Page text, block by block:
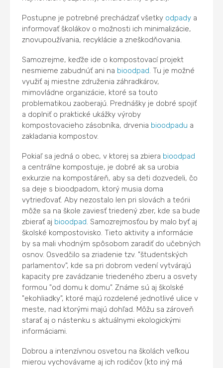
Postupne je potrebné prechádzať všetky odpady a
informovať školákov o možnosti ich minimalizácie,
znovupoužívania, recyklácie a zneškodňovania.
Samozrejme, keďže ide o kompostovací projekt
nesmieme zabudnúť ani na bioodpad. Tu je možné
využiť aj miestne združenia záhradkárov,
mimovládne organizácie, ktoré sa touto
problematikou zaoberajú. Prednášky je dobré spojiť
a doplniť o praktické ukážky výroby
kompostovacieho zásobníka, drvenia bioodpadu a
zakladania kompostov.
Pokiaľ sa jedná o obec, v ktorej sa zbiera bioodpad
a centrálne kompostuje, je dobré ak sa urobia
exkurzie na kompostáreň, aby sa deti dozvedeli, čo
sa deje s bioodpadom, ktorý musia doma
vytrieďovať. Aby nezostalo len pri slovách a teórii
môže sa na škole zaviesť triedený zber, kde sa bude
zbierať aj bioodpad. Samozrejmosťou by malo byť aj
školské kompostovisko. Tieto aktivity a informácie
by sa mali vhodným spôsobom zaradiť do učebných
osnov. Osvedčilo sa zriadenie tzv. "študentských
parlamentov", kde sa pri dobrom vedení vytvárajú
kapacity pre zavádzanie triedeného zberu a osvety
formou "od domu k domu". Známe sú aj školské
"ekohliadky", ktoré majú rozdelené jednotlivé ulice v
meste, nad ktorými majú dohľad. Môžu sa zároveň
starať aj o nástenku s aktuálnymi ekologickými
informáciami.
Dobrou a intenzívnou osvetou na školách veľkou
mierou vychovávame aj ich rodičov (kto iný má